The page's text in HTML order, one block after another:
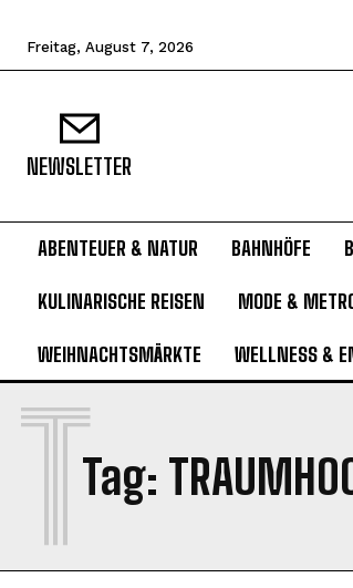
Freitag, August 7, 2026
NEWSLETTER
ABENTEUER & NATUR BAHNHÖFE
KULINARISCHE REISEN MODE &
WEIHNACHTSMÄRKTE WELLNESS &
Tag:
T